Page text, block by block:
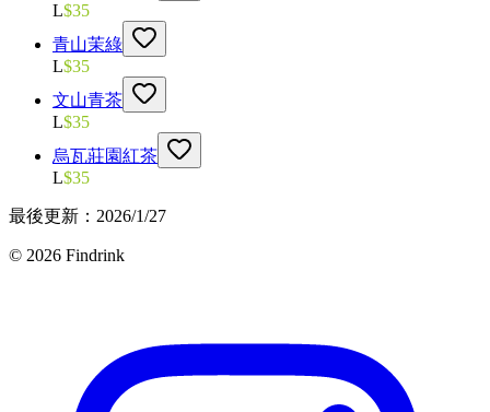
L$35
青山茉綠
L$35
文山青茶
L$35
烏瓦莊園紅茶
L$35
最後更新： 2026/1/27
© 2026 Findrink